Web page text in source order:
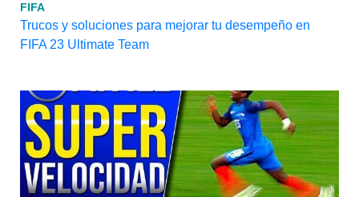
FIFA
Trucos y soluciones para mejorar tu desempeño en
FIFA 23 Ultimate Team